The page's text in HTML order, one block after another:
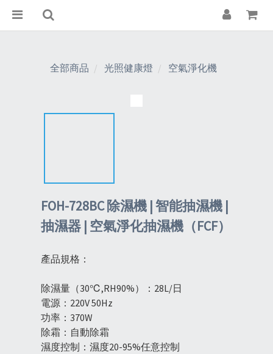
全部商品 光照健康燈 空氣淨化機
FOH-728BC 除濕機 | 智能抽濕機 |
抽濕器 | 空氣淨化抽濕機（FCF）
產品規格：
除濕量（30℃,RH90%）：28L/日
電源：220V 50Hz
功率：370W
除霜：自動除霜
濕度控制：濕度20-95%任意控制